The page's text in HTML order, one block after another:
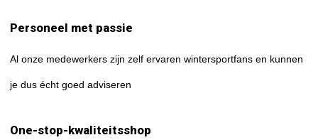
Personeel met passie
Al onze medewerkers zijn zelf ervaren wintersportfans en kunnen
je dus écht goed adviseren
One-stop-kwaliteitsshop